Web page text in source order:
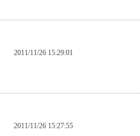
2011/11/26 15:29:01
2011/11/26 15:27:55